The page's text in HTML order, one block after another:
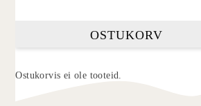
OSTUKORV
Ostukorvis ei ole tooteid.